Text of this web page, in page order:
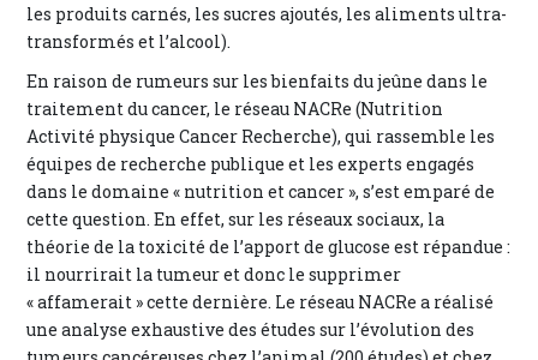
les produits carnés, les sucres ajoutés, les aliments ultra-
transformés et l’alcool).
En raison de rumeurs sur les bienfaits du jeûne dans le
traitement du cancer, le réseau NACRe (Nutrition
Activité physique Cancer Recherche), qui rassemble les
équipes de recherche publique et les experts engagés
dans le domaine « nutrition et cancer », s’est emparé de
cette question. En effet, sur les réseaux sociaux, la
théorie de la toxicité de l’apport de glucose est répandue :
il nourrirait la tumeur et donc le supprimer
« affamerait » cette dernière. Le réseau NACRe a réalisé
une analyse exhaustive des études sur l’évolution des